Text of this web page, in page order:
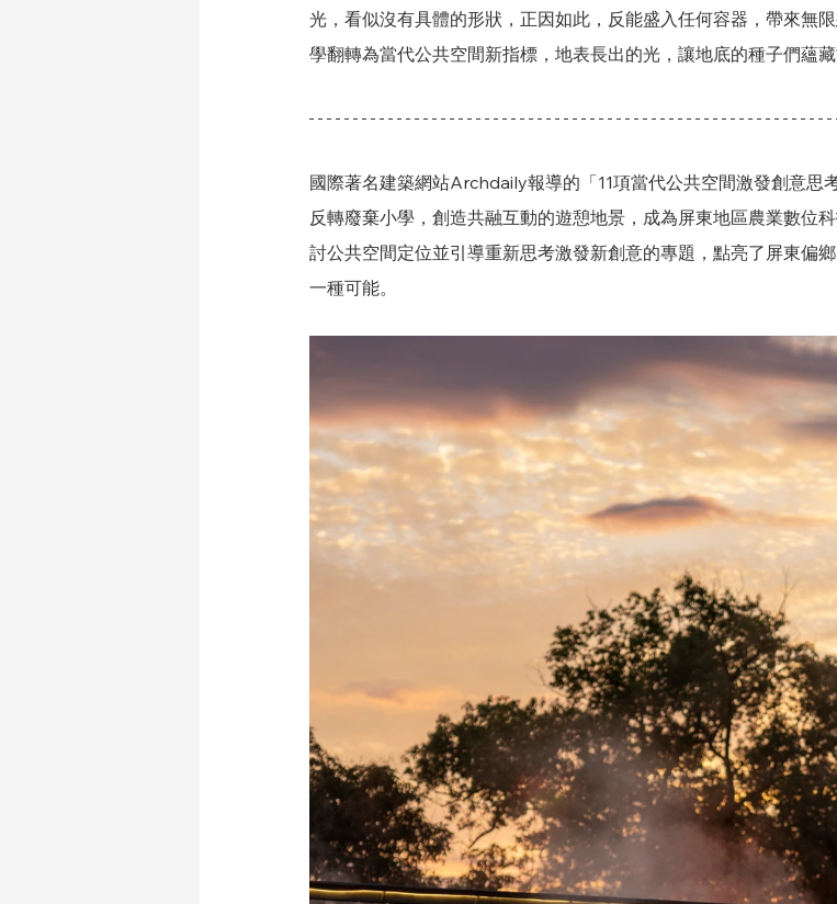
光，看似沒有具體的形狀，正因如此，反能盛入任何容器，帶來無
學翻轉為當代公共空間新指標，地表長出的光，讓地底的種子們蘊
國際著名建築網站Archdaily報導的「11項當代公共空間激發創意思
反轉廢棄小學，創造共融互動的遊憩地景，成為屏東地區農業數位
討公共空間定位並引導重新思考激發新創意的專題，點亮了屏東偏
一種可能。